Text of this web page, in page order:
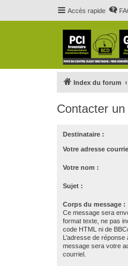
Accès rapide
Index du forum
Contacter
Destinataire :
Votre adresse
Votre nom :
Sujet :
Corps du message :
Ce message sera
format texte, ne pas
code HTML ni de
L’adresse de réponse
message sera votre
courriel.